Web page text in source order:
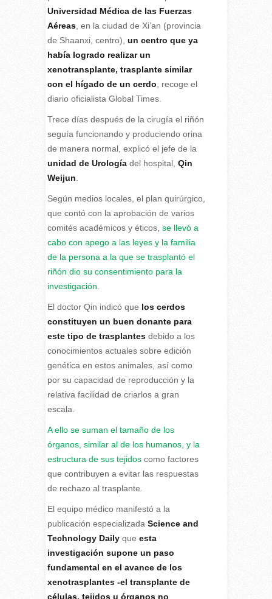
Universidad Médica de las Fuerzas
Aéreas, en la ciudad de Xi’an (provincia
de Shaanxi, centro), un centro que ya
había logrado realizar un
xenotransplante, trasplante similar
con el hígado de un cerdo , recoge el
diario oficialista Global Times.
Trece días después de la cirugía el riñón
seguía funcionando y produciendo orina
de manera normal, explicó el jefe de la
unidad de Urologíadel hospital, Qin
Weijun
Según medios locales, el plan quirúrgico,
que contó con la aprobación de varios
comités académicos y éticos, se llevó a
cabo con apego a las leyes y la familia
de la persona a la que se trasplantó el
riñón dio su consentimiento para la
investigación
El doctor Qin indicó que los cerdos
constituyen un buen donante para
este tipo de trasplantesdebido a los
conocimientos actuales sobre edición
genética en estos animales, así como
por su capacidad de reproducción y la
relativa facilidad de criarlos a gran
escala.
A ello se suman el tamaño de los
órganos, similar al de los humanos, y la
estructura de sus tejidoscomo factores
que contribuyen a evitar las respuestas
de rechazo al trasplante.
El equipo médico manifestó a la
publicación especializada Science and
Technology Dailyque esta
investigación supone un paso
fundamental en el avance de los
xenotrasplantes -el transplante de
células, tejidos u órganos no